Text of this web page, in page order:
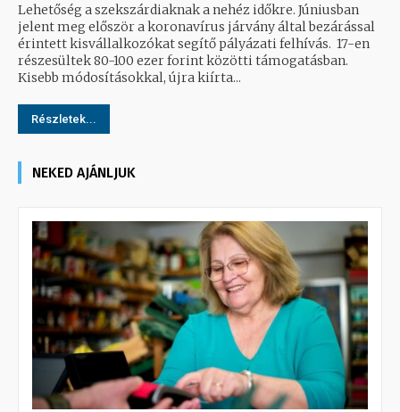
Lehetőség a szekszárdiaknak a nehéz időkre. Júniusban
jelent meg először a koronavírus járvány által bezárással
érintett kisvállalkozókat segítő pályázati felhívás. 17-en
részesültek 80-100 ezer forint közötti támogatásban.
Kisebb módosításokkal, újra kiírta...
Részletek...
NEKED AJÁNLJUK